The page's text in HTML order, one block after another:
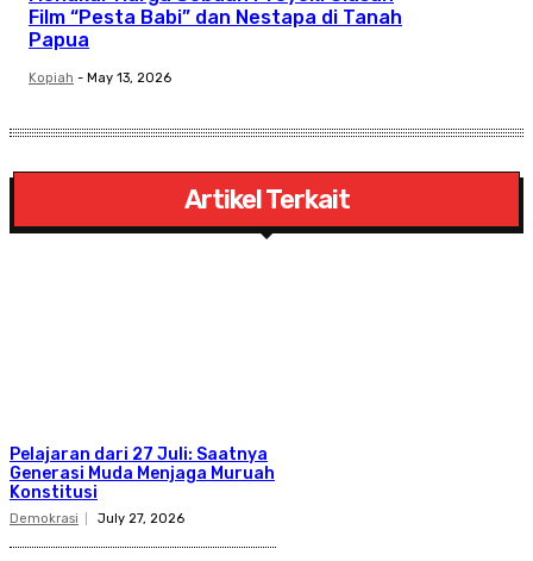
Film “Pesta Babi” dan Nestapa di Tanah
Papua
Kopiah - May 13, 2026
Artikel Terkait
Pelajaran dari 27 Juli: Saatnya
Generasi Muda Menjaga Muruah
Konstitusi
Demokrasi July 27, 2026